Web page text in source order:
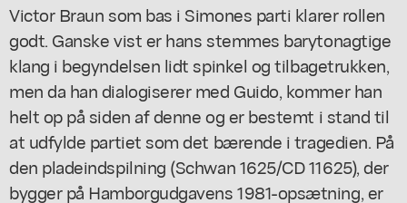
Victor Braun som bas i Simones parti klarer rollen
godt. Ganske vist er hans stemmes barytonagtige
klang i begyndelsen lidt spinkel og tilbagetrukken,
men da han dialogiserer med Guido, kommer han
helt op på siden af denne og er bestemt i stand til
at udfylde partiet som det bærende i tragedien. På
den pladeindspilning (Schwan 1625/CD 11625), der
bygger på Hamborgudgavens 1981-opsætning, er